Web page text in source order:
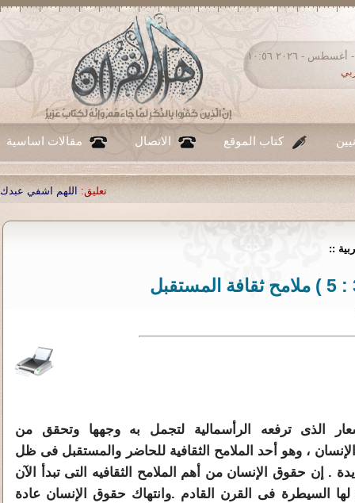
الخميس ٠٦ - أغسطس - ٢٠٢٦ ١٠:٥٦
كتاب الموقع الاتصال مقالات اساسية
اللهم اشفي عبدك احمد صبحي منصور|تعليق: ...
::
الذى ترفعه الرأسمالية لتجمل به وجهها وتحقق من
، وهو أحد الملامح الثقافية للحاضر والمستقبل فى ظل
. إن حقوق الإنسان من أهم الملامح الثقافيه التى تبدأ الآن
السيطرة فى القرن القادم .وانتهاك حقوق الإنسان عادة